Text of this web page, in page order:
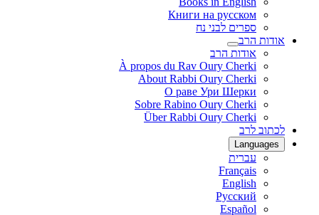
Книги на русском
ספרים לבני נח
אודות הרב
אודות הרב
À propos du Rav Oury Cherki
About Rabbi Oury Cherki
О раве Ури Шерки
Sobre Rabino Oury Cherki
Über Rabbi Oury Cherki
לכתוב לרב
Languages
עברית
Français
English
Русский
Español